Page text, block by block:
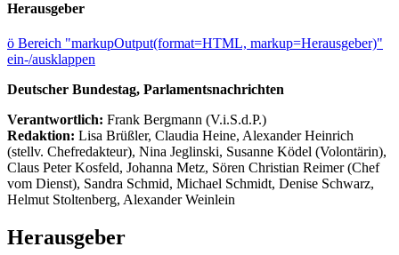
Herausgeber
ö Bereich "markupOutput(format=HTML, markup=Herausgeber)"
ein-/ausklappen
Deutscher Bundestag, Parlamentsnachrichten
Verantwortlich: Frank Bergmann (V.i.S.d.P.)
Redaktion: Lisa Brüßler, Claudia Heine, Alexander Heinrich
(stellv. Chefredakteur), Nina Jeglinski, Susanne Ködel (Volontärin),
Claus Peter Kosfeld, Johanna Metz, Sören Christian Reimer (Chef
vom Dienst), Sandra Schmid, Michael Schmidt, Denise Schwarz,
Helmut Stoltenberg, Alexander Weinlein
Herausgeber